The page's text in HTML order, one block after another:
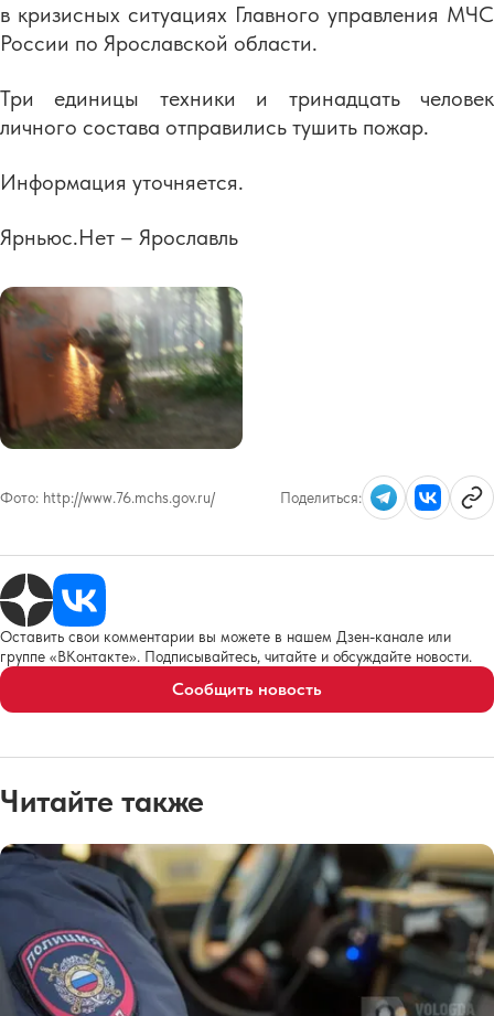
в кризисных ситуациях Главного управления МЧС
России по Ярославской области.
Три единицы техники и тринадцать человек
личного состава отправились тушить пожар.
Информация уточняется.
Ярньюс.Нет – Ярославль
Фото: http://www.76.mchs.gov.ru/ Поделиться:
Оставить свои комментарии вы можете в нашем Дзен-канале или
группе «ВКонтакте». Подписывайтесь, читайте и обсуждайте новости.
Сообщить новость
Читайте также